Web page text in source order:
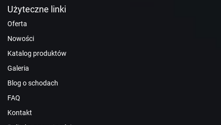
Użyteczne linki
Oferta
Nowości
Katalog produktów
Galeria
Blog o schodach
FAQ
Kontakt